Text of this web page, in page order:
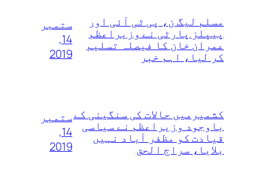
مسلم لیگ ن، پی ٹی آئی اور
پیپلز پارٹی نے وزیراعظم
عمران خان کا فیصلہ تسلیم
کر لیا، اہم خبر
ستمبر
14,
2019
کشمیرمیں حالات کی سنگینی کے
باوجود وزیراعظم نے سیاسی
قیادت کو مظفر آباد نہیں
بلایا، سراج الحق
ستمبر
14,
2019